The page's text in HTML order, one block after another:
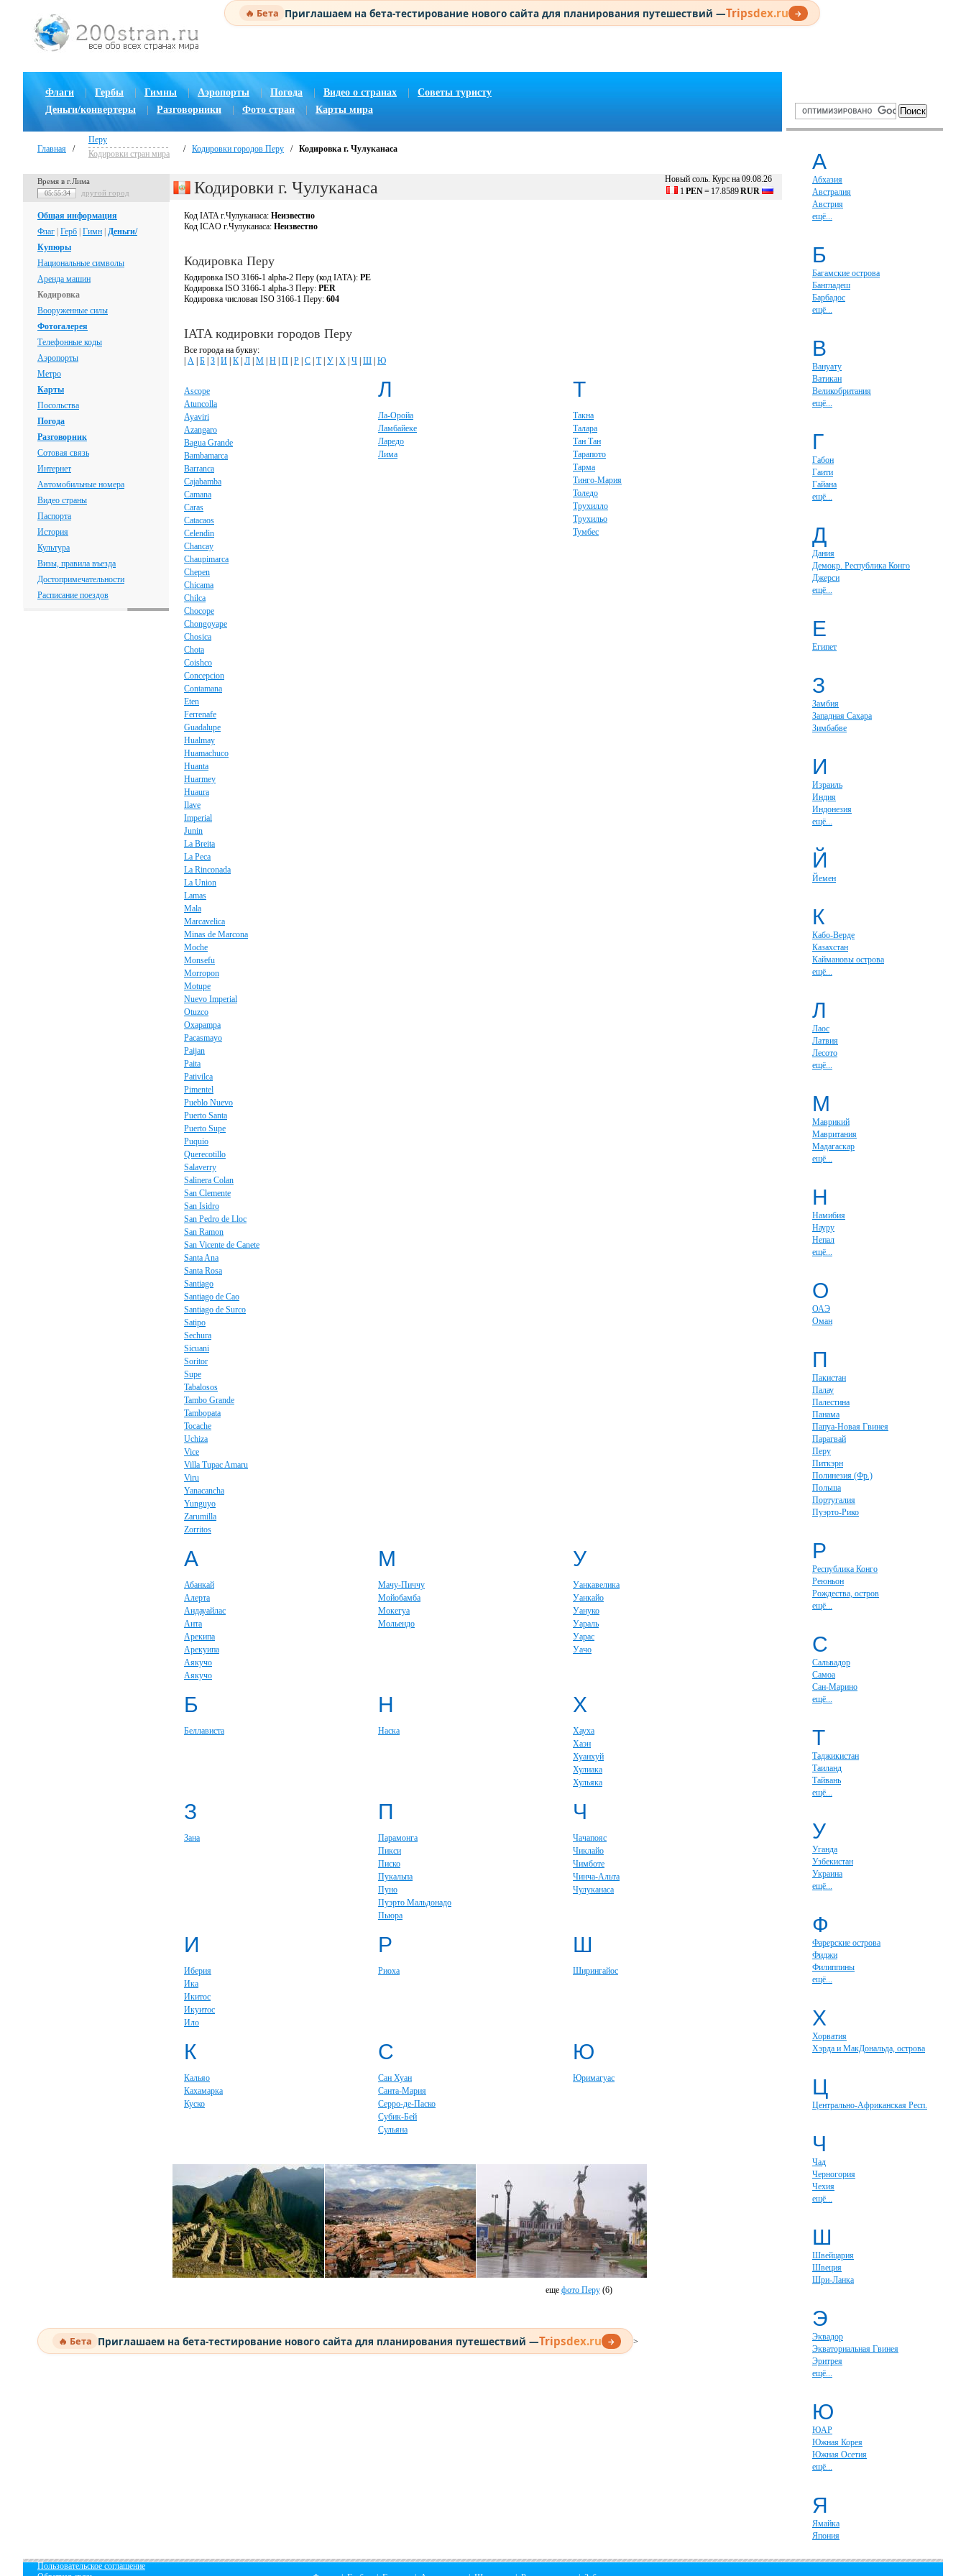
🔥 Бета Приглашаем на бета-тестирование нового сайта для планирования путешествий —Tripsdex.ru →
Флаги Гербы Гимны | Аэропорты Погода | Видео о странах
Советы туристу
Деньги/конвертеры
Разговорники Фото стран Карты мира
Главная /
Перу
Кодировки стран мира
/ Кодировки городов Перу / Кодировка г. Чулуканаса
Время в г.Лима
05:55:35 другой город
Общая информация
Флаг Герб Гимн Деньги/
Купюры
Национальные символы
Аренда машин
Кодировка
Вооруженные силы
Фотогалерея
Телефонные коды
Аэропорты
Метро
Карты
Посольства
Погода
Разговорник
Сотовая связь
Интернет
Автомобильные номера
Видео страны
Паспорта
История
Культура
Визы, правила въезда
Достопримечательности
Расписание поездов
Новый соль. Курс на 09.08.26
1 PEN= 17.8589RUR
Кодировки г. Чулуканаса
Код IATA г.Чулуканаса: Неизвестно
Код ICAO г.Чулуканаса: Неизвестно
Кодировка Перу
Кодировка ISO 3166-1 alpha-2 Перу (код IATA): PE
Кодировка ISO 3166-1 alpha-3 Перу: PER
Кодировка числовая ISO 3166-1 Перу: 604
IATA кодировки городов Перу
Все города на букву:
А Б З И К Л М Н П Р С Т| У Х Ч Ш Ю
Ascope
Atuncolla
Ayaviri
Azangaro
Bagua Grande
Bambamarca
Barranca
Cajabamba
Camana
Caras
Catacaos
Celendin
Chancay
Chaupimarca
Chepen
Chicama
Chilca
Chocope
Chongoyape
Chosica
Chota
Coishco
Concepcion
Contamana
Eten
Ferrenafe
Guadalupe
Hualmay
Huamachuco
Huanta
Huarmey
Huaura
Ilave
Imperial
Junin
La Breita
La Peca
La Rinconada
La Union
Lamas
Mala
Marcavelica
Minas de Marcona
Moche
Monsefu
Morropon
Motupe
Nuevo Imperial
Otuzco
Oxapampa
Pacasmayo
Paijan
Paita
Pativilca
Pimentel
Pueblo Nuevo
Puerto Santa
Puerto Supe
Puquio
Querecotillo
Salaverry
Salinera Colan
San Clemente
San Isidro
San Pedro de Lloc
San Ramon
San Vicente de Canete
Santa Ana
Santa Rosa
Santiago
Santiago de Cao
Santiago de Surco
Satipo
Sechura
Sicuani
Soritor
Supe
Tabalosos
Tambo Grande
Tambopata
Tocache
Uchiza
Vice
Villa Tupac Amaru
Viru
Yanacancha
Yunguyo
Zarumilla
Zorritos
Л
Ла-Оройа
Ламбайеке
Ларедо
Лима
Т
Такна
Талара
Тан Тан
Тарапото
Тарма
Тинго-Мария
Толедо
Трухилло
Трухильо
Тумбес
А
Абанкай
Алерта
Андауайлас
Анта
Арекипа
Арекуипа
Аякучо
Аякучо
М
Мачу-Пиччу
Мойобамба
Мокегуа
Мольендо
У
Уанкавелика
Уанкайо
Уануко
Уараль
Уарас
Уачо
Б
Беллависта
Н
Наска
Х
Хауха
Хаэн
Хуанхуй
Хулиака
Хульяка
З
Зана
П
Парамонга
Пикси
Писко
Пукальпа
Пуно
Пуэрто Мальдонадо
Пьюра
Ч
Чачапояс
Чиклайо
Чимботе
Чинча-Альта
Чулуканаса
И
Иберия
Ика
Икитос
Икуитос
Ило
Р
Риоха
Ш
Ширингайос
К
Кальяо
Кахамарка
Куско
С
Сан Хуан
Санта-Мария
Серро-де-Паско
Субик-Бей
Сульяна
Ю
Юримагуас
еще фото Перу(6)
🔥 Бета Приглашаем на бета-тестирование нового сайта для планирования путешествий —Tripsdex.ru → >
А
Абхазия
Австралия
Австрия
ещё...
Б
Багамские острова
Бангладеш
Барбадос
ещё...
В
Вануату
Ватикан
Великобритания
ещё...
Г
Габон
Гаити
Гайана
ещё...
Д
Дания
Демокр. Республика Конго
Джерси
ещё...
Е
Египет
З
Замбия
Западная Сахара
Зимбабве
И
Израиль
Индия
Индонезия
ещё...
Й
Йемен
К
Кабо-Верде
Казахстан
Каймановы острова
ещё...
Л
Лаос
Латвия
Лесото
ещё...
М
Маврикий
Мавритания
Мадагаскар
ещё...
Н
Намибия
Науру
Непал
ещё...
О
ОАЭ
Оман
П
Пакистан
Палау
Палестина
Панама
Папуа-Новая Гвинея
Парагвай
Перу
Питкэрн
Полинезия (Фр.)
Польша
Португалия
Пуэрто-Рико
Р
Республика Конго
Реюньон
Рождества, остров
ещё...
С
Сальвадор
Самоа
Сан-Марино
ещё...
Т
Таджикистан
Таиланд
Тайвань
ещё...
У
Уганда
Узбекистан
Украина
ещё...
Ф
Фарерские острова
Фиджи
Филиппины
ещё...
Х
Хорватия
Хэрда и МакДональда, острова
Ц
Центрально-Африканская Респ.
Ч
Чад
Черногория
Чехия
ещё...
Ш
Швейцария
Швеция
Шри-Ланка
Э
Эквадор
Экваториальная Гвинея
Эритрея
ещё...
Ю
ЮАР
Южная Корея
Южная Осетия
ещё...
Я
Ямайка
Япония
Пользовательское соглашение